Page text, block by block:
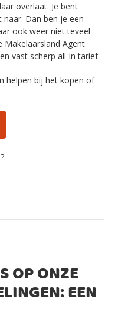
overlaat. Je bent
Dan ben je een
ook weer niet teveel
Makelaarsland Agent
vast scherp all-in tarief.
helpen bij het kopen of
OP ONZE
EEN